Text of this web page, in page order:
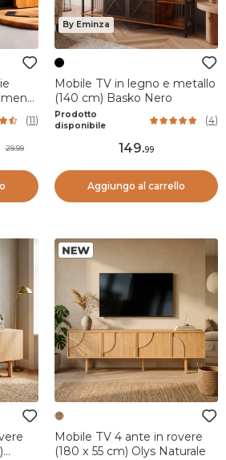
(11)
29.99
By Eminza
Mobile TV in legno e metallo
(140 cm) Basko Nero
Prodotto
disponibile
(4)
149.99
Aggiungo al carrello
Mobile TV 4 ante in rovere
(180 x 55 cm) Olys Naturale